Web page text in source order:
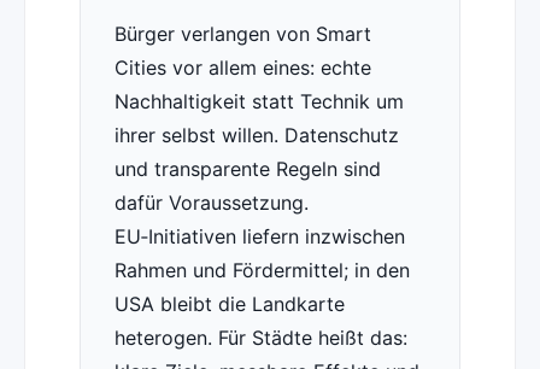
Bürger verlangen von Smart
Cities vor allem eines: echte
Nachhaltigkeit statt Technik um
ihrer selbst willen. Datenschutz
und transparente Regeln sind
dafür Voraussetzung.
EU‑Initiativen liefern inzwischen
Rahmen und Fördermittel; in den
USA bleibt die Landkarte
heterogen. Für Städte heißt das: